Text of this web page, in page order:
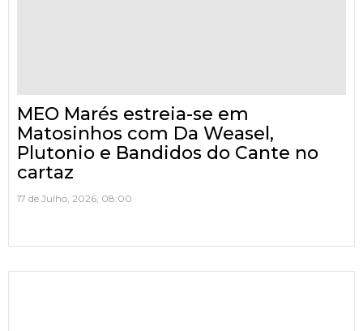
MEO Marés estreia-se em
Matosinhos com Da Weasel,
Plutonio e Bandidos do Cante no
cartaz
17 de Julho, 2026, 08:00